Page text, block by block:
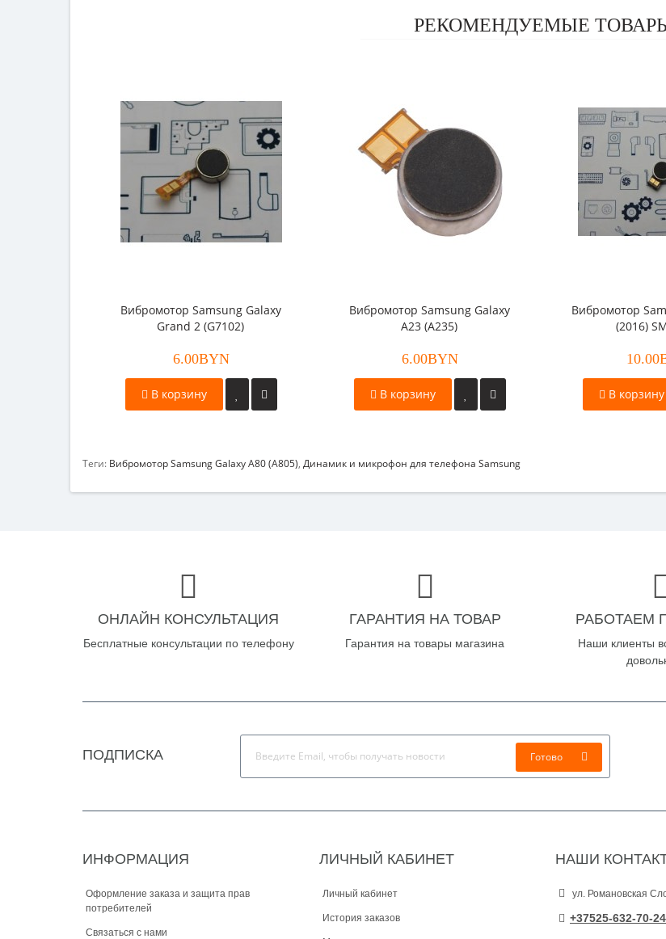
РЕКОМЕНДУЕМЫЕ
Вибромотор Samsung Galaxy
Grand 2 (G7102)
6.00BYN
В корзину
Вибромотор Samsung Galaxy
A23 (A235)
6.00BYN
В корзину
Вибромотор
(2016)
В корзину
Теги: Вибромотор Samsung Galaxy A80 (A805), Динамик и микрофон для телефона Samsung
ОНЛАЙН КОНСУЛЬТАЦИЯ
Бесплатные консультации по телефону
ГАРАНТИЯ НА ТОВАР
Гарантия на товары магазина
РАБОТАЕМ
Наши клиенты
ПОДПИСКА Готово
ИНФОРМАЦИЯ
Оформление заказа и защита прав
потребителей
Связаться с нами
ЛИЧНЫЙ КАБИНЕТ
Личный кабинет
История заказов
НАШИ
ул. Романовская
+37525-632-70-24